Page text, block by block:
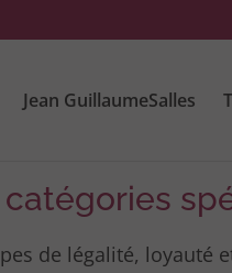
Jean GuillaumeSalles
de légalité,